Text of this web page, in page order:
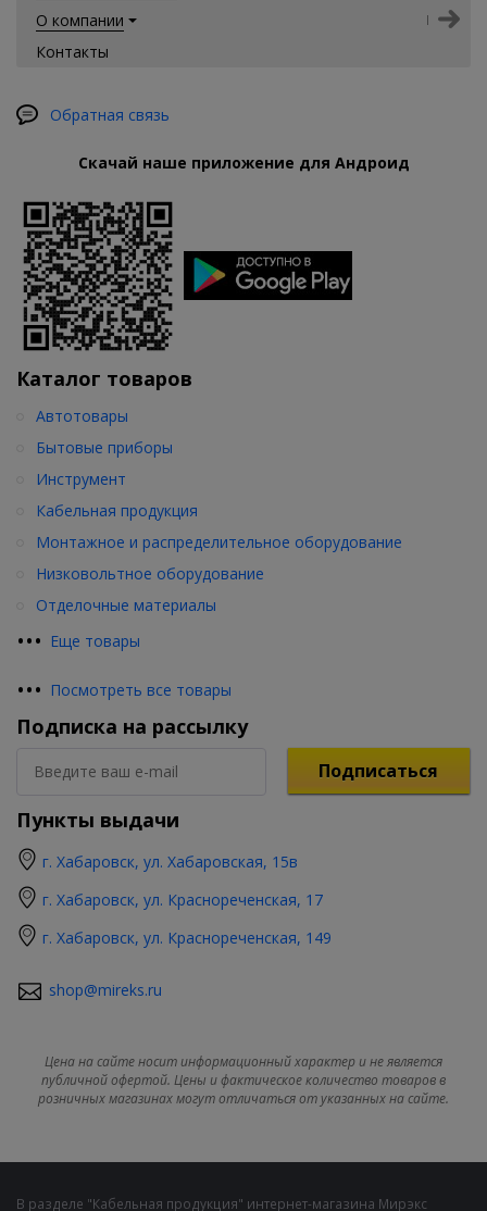
О компании
Контакты
Обратная связь
Скачай наше приложение для Андроид
Каталог товаров
••• Еще товары
Автотовары
Бытовые приборы
Инструмент
Кабельная продукция
Монтажное и распределительное оборудование
Низковольтное оборудование
Отделочные материалы
••• Посмотреть все товары
Подписка на рассылку
Подписаться
Пункты выдачи
г. Хабаровск, ул. Хабаровская, 15в
г. Хабаровск, ул. Краснореченская, 17
г. Хабаровск, ул. Краснореченская, 149
shop@mireks.ru
Цена на сайте носит информационный характер и не является
публичной офертой. Цены и фактическое количество товаров в
розничных магазинах могут отличаться от указанных на сайте.
В разделе "Кабельная продукция" интернет-магазина Мирэкс